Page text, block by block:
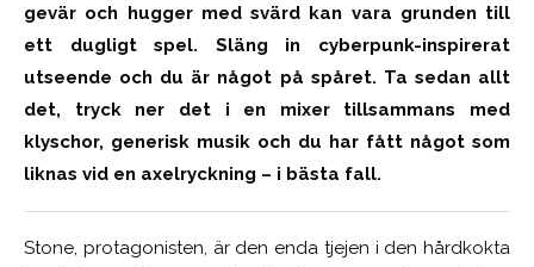
gevär och hugger med svärd kan vara grunden till
ett dugligt spel. Släng in cyberpunk-inspirerat
utseende och du är något på spåret. Ta sedan allt
det, tryck ner det i en mixer tillsammans med
klyschor, generisk musik och du har fått något som
liknas vid en axelryckning – i bästa fall.
Stone, protagonisten, är den enda tjejen i den hårdkokta